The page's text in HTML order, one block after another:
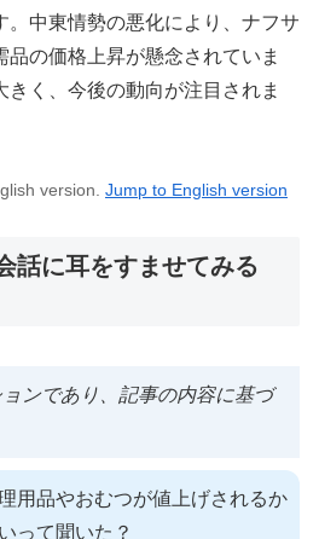
。中東情勢の悪化により、ナフサ
の価格上昇が懸念されていま
く、今後の動向が注目されま
version. Jump to English version
話に耳をすませてみる
ンであり、記事の内容に基づ
用品やおむつが値上げされるか
って聞いた？